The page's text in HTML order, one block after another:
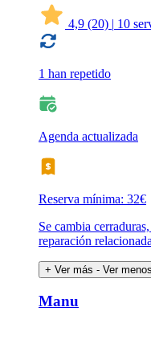
4,9 (20) | 10
1 han repetido
Agenda actualizada
Reserva mínima: 32€
Se cambia
reparación
+ Ver más - Ver menos
Manu